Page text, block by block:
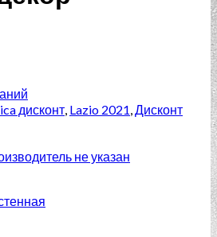
дисконт, Lazio 2021,Дисконт
не указан